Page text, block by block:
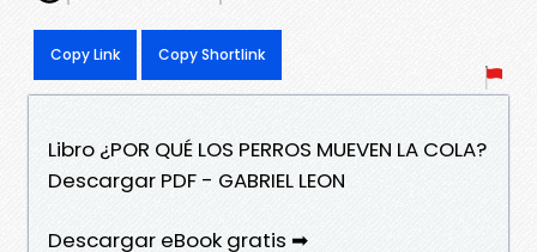
Copy Link Copy Shortlink
Libro ¿POR QUÉ LOS PERROS MUEVEN LA COLA?
Descargar PDF - GABRIEL LEON
Descargar eBook gratis ➡